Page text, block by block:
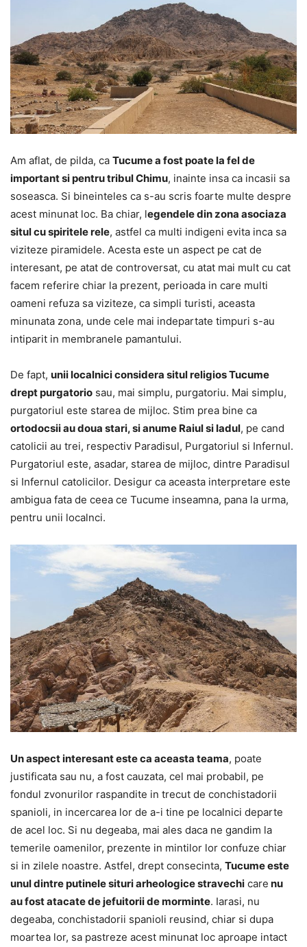
Am aflat, de pilda, ca Tucume a fost poate la fel de
important si pentru tribul Chimu, inainte insa ca incasii sa
soseasca. Si bineinteles ca s-au scris foarte multe despre
acest minunat loc. Ba chiar, legendele din zona asociaza
situl cu spiritele rele, astfel ca multi indigeni evita inca sa
viziteze piramidele. Acesta este un aspect pe cat de
interesant, pe atat de controversat, cu atat mai mult cu cat
facem referire chiar la prezent, perioada in care multi
oameni refuza sa viziteze, ca simpli turisti, aceasta
minunata zona, unde cele mai indepartate timpuri s-au
intiparit in membranele pamantului.
De fapt, unii localnici considera situl religios Tucume
drept purgatorio sau, mai simplu, purgatoriu. Mai simplu,
purgatoriul este starea de mijloc. Stim prea bine ca
ortodocsii au doua stari, si anume Raiul si Iadul, pe cand
catolicii au trei, respectiv Paradisul, Purgatoriul si Infernul.
Purgatoriul este, asadar, starea de mijloc, dintre Paradisul
si Infernul catolicilor. Desigur ca aceasta interpretare este
ambigua fata de ceea ce Tucume inseamna, pana la urma,
pentru unii localnci.
Un aspect interesant este ca aceasta teama, poate
justificata sau nu, a fost cauzata, cel mai probabil, pe
fondul zvonurilor raspandite in trecut de conchistadorii
spanioli, in incercarea lor de a-i tine pe localnici departe
de acel loc. Si nu degeaba, mai ales daca ne gandim la
temerile oamenilor, prezente in mintilor lor confuze chiar
si in zilele noastre. Astfel, drept consecinta, Tucume este
unul dintre putinele situri arheologice stravechi care nu
au fost atacate de jefuitorii de morminte. Iarasi, nu
degeaba, conchistadorii spanioli reusind, chiar si dupa
moartea lor, sa pastreze acest minunat loc aproape intact